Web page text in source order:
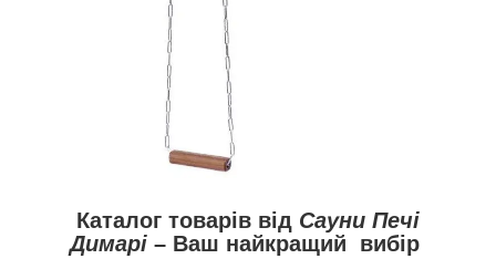
Каталог товарів від Сауни Печі
Димарі – Ваш найкращий вибір